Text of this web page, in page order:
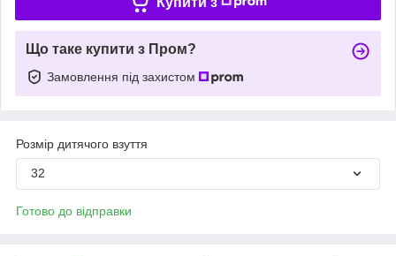
Що таке купити з Пром?
Замовлення під захистом
Розмір дитячого взуття
32
Готово до відправки